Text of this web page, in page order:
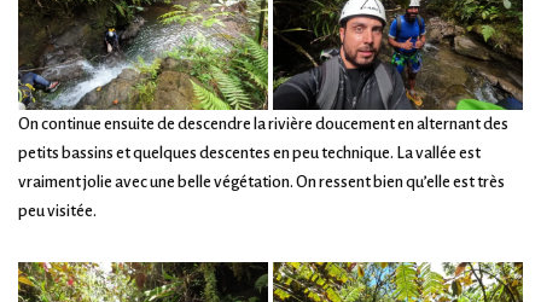
On continue ensuite de descendre la rivière doucement en alternant des
petits bassins et quelques descentes en peu technique. La vallée est
vraiment jolie avec une belle végétation. On ressent bien qu’elle est très
peu visitée.